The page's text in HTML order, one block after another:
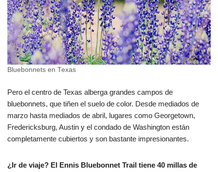
Bluebonnets en Texas
Pero el centro de Texas alberga grandes campos de
bluebonnets, que tiñen el suelo de color. Desde mediados de
marzo hasta mediados de abril, lugares como Georgetown,
Fredericksburg, Austin y el condado de Washington están
completamente cubiertos y son bastante impresionantes.
¿Ir de viaje? El Ennis Bluebonnet Trail tiene 40 millas de